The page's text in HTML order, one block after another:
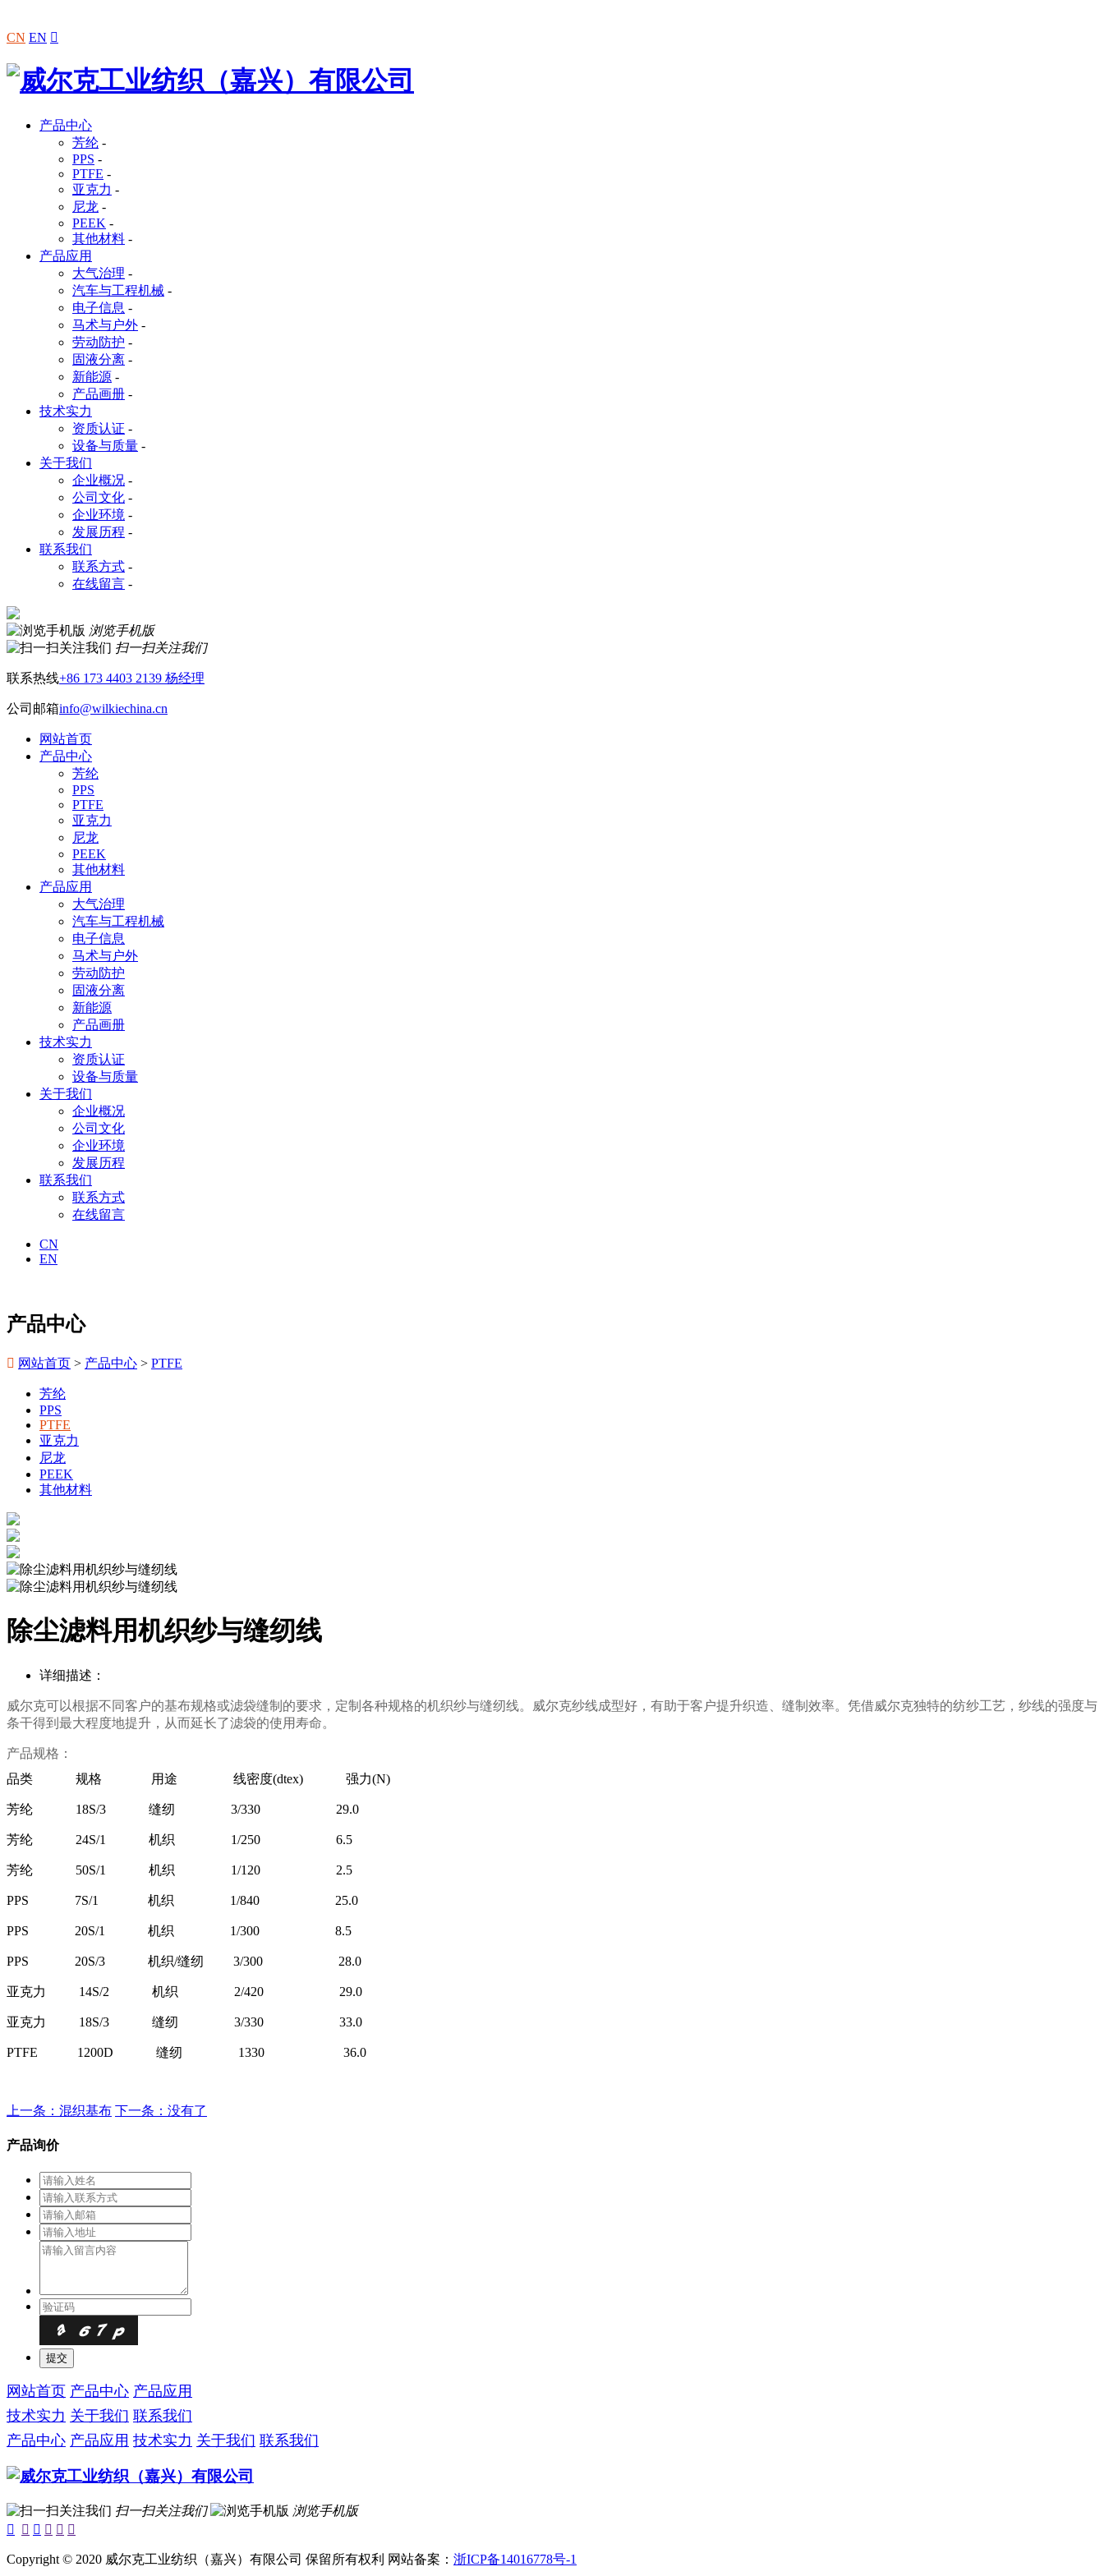
CN EN 
产品中心
芳纶 -
PPS -
PTFE -
亚克力 -
尼龙 -
PEEK -
其他材料 -
产品应用
大气治理 -
汽车与工程机械 -
电子信息 -
马术与户外 -
劳动防护 -
固液分离 -
新能源 -
产品画册 -
技术实力
资质认证 -
设备与质量 -
关于我们
企业概况 -
公司文化 -
企业环境 -
发展历程 -
联系我们
联系方式 -
在线留言 -
浏览手机版
扫一扫关注我们
联系热线+86 173 4403 2139 杨经理
公司邮箱info@wilkiechina.cn
网站首页
产品中心
芳纶
PPS
PTFE
亚克力
尼龙
PEEK
其他材料
产品应用
大气治理
汽车与工程机械
电子信息
马术与户外
劳动防护
固液分离
新能源
产品画册
技术实力
资质认证
设备与质量
关于我们
企业概况
公司文化
企业环境
发展历程
联系我们
联系方式
在线留言
CN
EN
产品中心
 网站首页 > 产品中心 > PTFE
芳纶
PPS
PTFE
亚克力
尼龙
PEEK
其他材料
除尘滤料用机织纱与缝纫线
详细描述：
威尔克可以根据不同客户的基布规格或滤袋缝制的要求 ，定制各种规格的机织纱与缝纫线。 威尔克纱线成型好，有助于客户提升织造、缝制效率。凭借威尔克独特的纺纱工艺， 纱线的强度与
条干得到最大程度地提升， 从而延长了滤袋的使用寿命。
产品规格：
品类 规格 用途 线密度(dtex) 强力(N)
芳纶 18S/3 缝纫 3/330 29.0
芳纶 24S/1 机织 1/250 6.5
芳纶 50S/1 机织 1/120 2.5
PPS 7S/1 机织 1/840 25.0
PPS 20S/1 机织 1/300 8.5
PPS 20S/3 机织/缝纫 3/300 28.0
亚克力 14S/2 机织 2/420 29.0
亚克力 18S/3 缝纫 3/330 33.0
PTFE 1200D 缝纫 1330 36.0
上一条：混织基布 下一条：没有了
产品询价
网站首页 产品中心 产品应用
技术实力 关于我们 联系我们
产品中心 产品应用 技术实力 关于我们 联系我们
扫一扫关注我们
浏览手机版

    
Copyright © 2020 威尔克工业纺织（嘉兴）有限公司 保留所有权利 网站备案： 浙ICP备14016778号-1